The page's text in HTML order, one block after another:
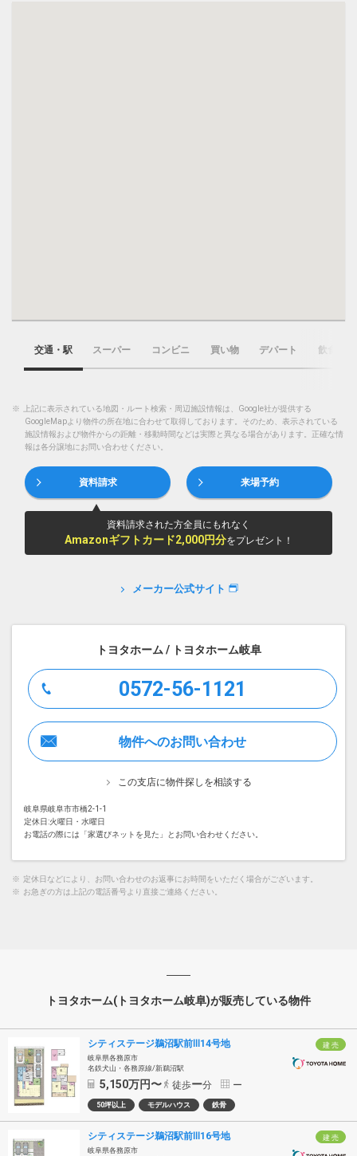
交通・駅 スーパー コンビニ 買い物 デパート 飲食店
※
上記に表示されている地図・ルート検索・周辺施設情報は、Google社が提供する
GoogleMapより物件の所在地に合わせて取得しております。そのため、表示されている
施設情報および物件からの距離・移動時間などは実際と異なる場合があります。正確な情
報は各分譲地にお問い合わせください。
資料請求 来場予約
資料請求された方全員にもれなく
Amazonギフトカード2,000円分をプレゼント！
メーカー公式サイト
トヨタホーム / トヨタホーム岐阜
0572-56-1121
物件へのお問い合わせ
この支店に物件探しを相談する
岐阜県岐阜市市橋2-1-1
定休日:火曜日・水曜日
お電話の際には「家選びネットを見た」とお問い合わせください。
※ 定休日などにより、お問い合わせのお返事にお時間をいただく場合がございます。
※ お急ぎの方は上記の電話番号より直接ご連絡ください。
トヨタホーム(トヨタホーム岐阜)が販売している物件
建 売
シティステージ鵜沼駅前Ⅲ14号地
岐阜県各務原市
名鉄犬山・各務原線/新鵜沼駅
5,150万円〜 徒歩ー分 ー
50坪以上 モデルハウス 鉄骨
建 売
シティステージ鵜沼駅前Ⅲ16号地
岐阜県各務原市